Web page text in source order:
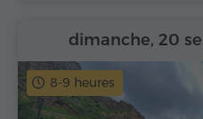
8-9 heures
dimanche, 20